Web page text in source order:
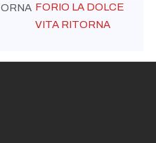
FORIO LA DOLCE
VITA RITORNA